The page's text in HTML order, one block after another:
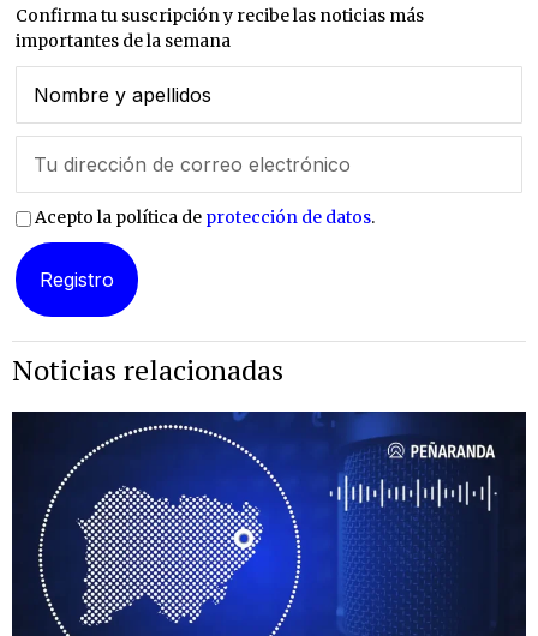
Confirma tu suscripción y recibe las noticias más
importantes de la semana
Acepto la política de protección de datos.
Noticias relacionadas